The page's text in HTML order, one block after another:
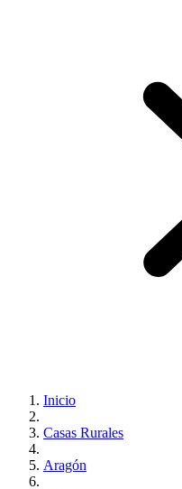
Inicio
Casas Rurales
Aragón